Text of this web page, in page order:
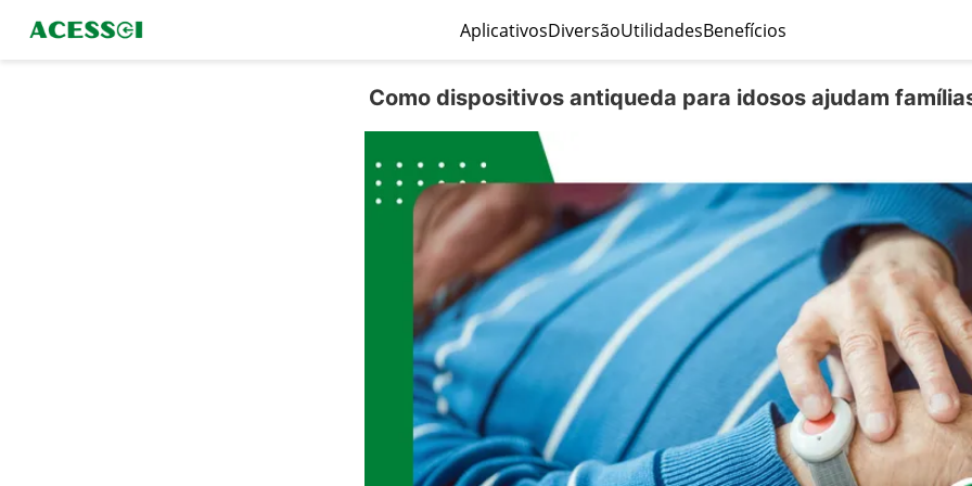
AplicativosDiversãoUtilidadesBenefícios
Como dispositivos antiqueda para idosos ajudam